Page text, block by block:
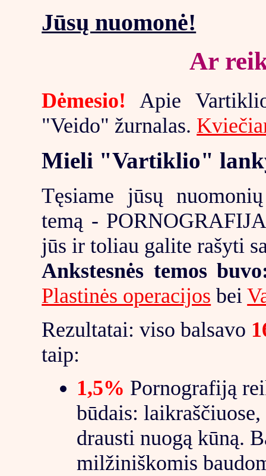
Jūsų nuomonė!
Ar
Dėmesio! Apie
"Veido" žurnalas.
Mieli "Vartiklio"
Tęsiame jūsų
temą -
jūs ir toliau galite rašyti
Ankstesnės temos
Plastinės operacijos bei
Rezultatai: viso balsavo
taip:
1,5% Pornografiją
būdais:
drausti nuogą kūną.
milžiniškomis